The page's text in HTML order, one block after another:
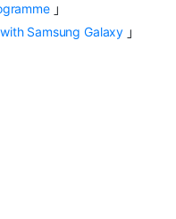
」
Samsung Galaxy 」